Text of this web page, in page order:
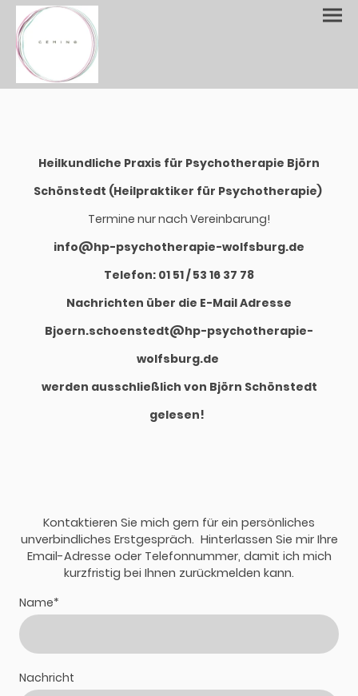
Heilkundliche Praxis für Psychotherapie Björn
Schönstedt (Heilpraktiker für Psychotherapie)
Termine nur nach Vereinbarung!
info@hp-psychotherapie-wolfsburg.de
Telefon: 01 51 / 53 16 37 78
Nachrichten über die E-Mail Adresse
Bjoern.schoenstedt@hp-psychotherapie-
wolfsburg.de
werden ausschließlich von Björn Schönstedt
gelesen!
Kontaktieren Sie mich gern für ein persönliches
unverbindliches Erstgespräch. Hinterlassen Sie mir Ihre
Email-Adresse oder Telefonnummer, damit ich mich
kurzfristig bei Ihnen zurückmelden kann.
Name*
Nachricht